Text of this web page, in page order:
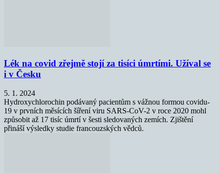
Lék na covid zřejmě stojí za tisíci úmrtími. Užíval se
i v Česku
5. 1. 2024
Hydroxychlorochin podávaný pacientům s vážnou formou covidu-
19 v prvních měsících šíření viru SARS-CoV-2 v roce 2020 mohl
způsobit až 17 tisíc úmrtí v šesti sledovaných zemích. Zjištění
přináší výsledky studie francouzských vědců.